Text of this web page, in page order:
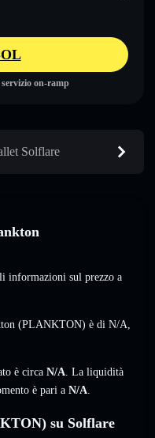
on-ramp
Solflare
informazioni sul prezzo a
(PLANKTON) è di N/A,
è circa N/A. La liquidità
è pari a N/A.
su Solflare